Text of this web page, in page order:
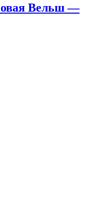
Вельш —